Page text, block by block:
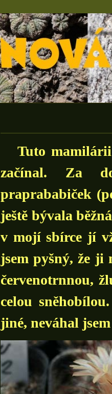
Tuto mamilárii
začínal. Za
praprababiček
ještě bývala
v mojí sbírce jí
jsem pyšný, že ji
červenotrnnou,
celou
jiné, neváhal